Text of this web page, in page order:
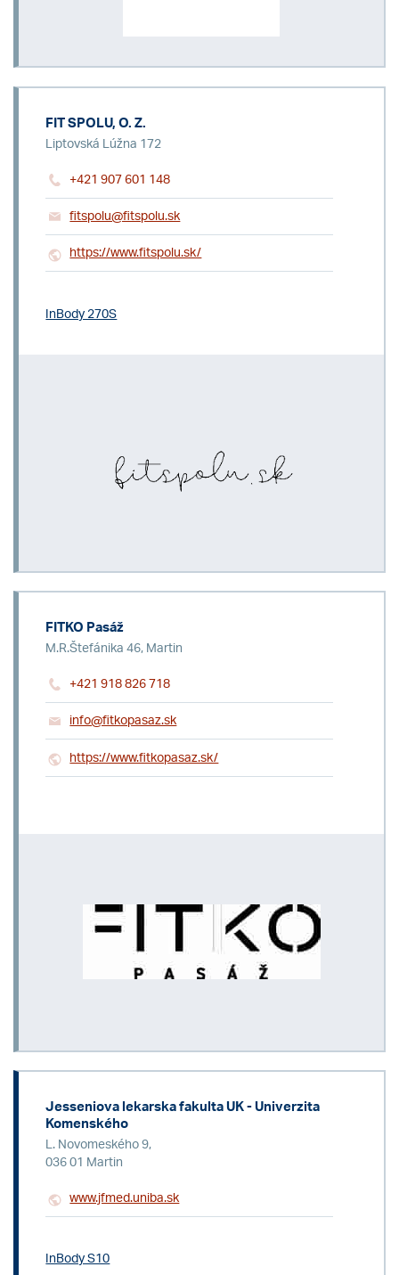
FIT SPOLU, O. Z.
Liptovská Lúžna 172
+421 907 601 148
fitspolu@fitspolu.sk
https://www.fitspolu.sk/
InBody 270S
FITKO Pasáž
M.R.Štefánika 46, Martin
+421 918 826 718
info@fitkopasaz.sk
https://www.fitkopasaz.sk/
Jesseniova lekarska fakulta UK - Univerzita
Komenského
L. Novomeského 9,
036 01 Martin
www.jfmed.uniba.sk
InBody S10